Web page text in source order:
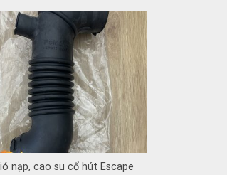
nạp, cao su cổ hút Escape